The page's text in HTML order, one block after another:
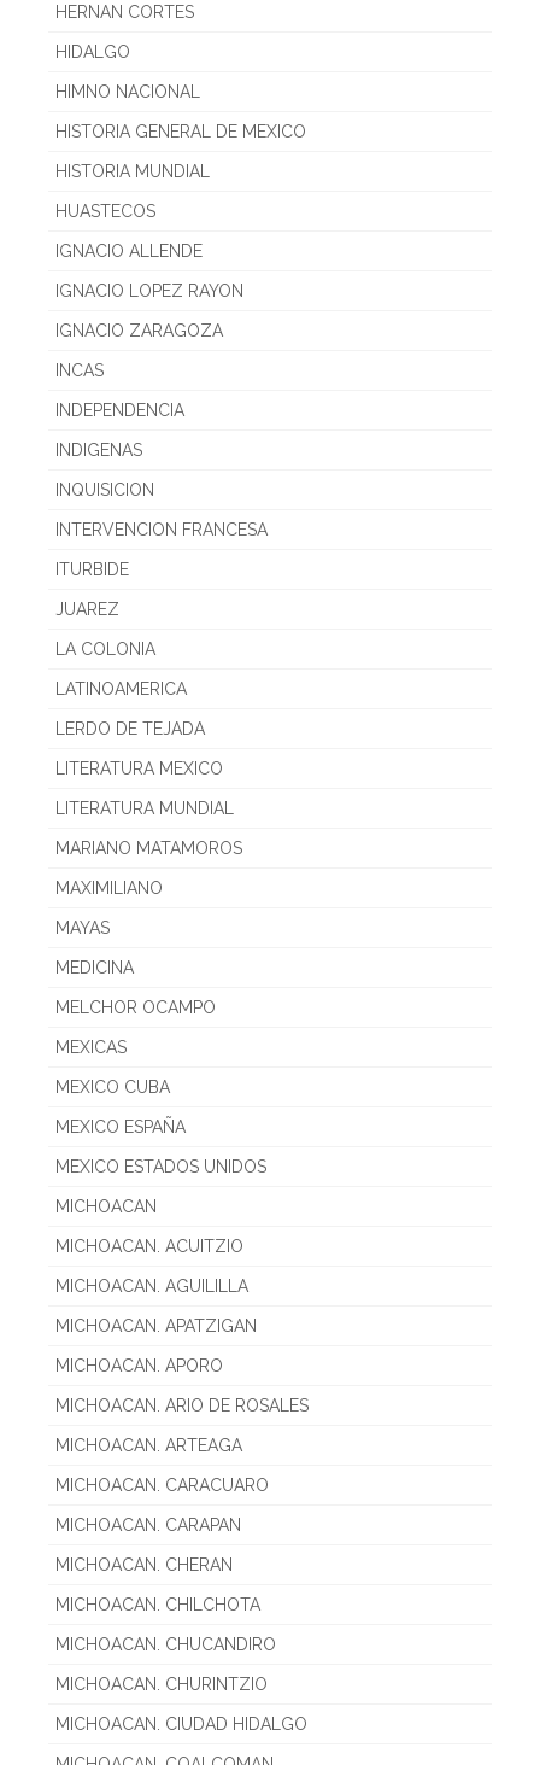
HERNAN CORTES
HIDALGO
HIMNO NACIONAL
HISTORIA GENERAL DE MEXICO
HISTORIA MUNDIAL
HUASTECOS
IGNACIO ALLENDE
IGNACIO LOPEZ RAYON
IGNACIO ZARAGOZA
INCAS
INDEPENDENCIA
INDIGENAS
INQUISICION
INTERVENCION FRANCESA
ITURBIDE
JUAREZ
LA COLONIA
LATINOAMERICA
LERDO DE TEJADA
LITERATURA MEXICO
LITERATURA MUNDIAL
MARIANO MATAMOROS
MAXIMILIANO
MAYAS
MEDICINA
MELCHOR OCAMPO
MEXICAS
MEXICO CUBA
MEXICO ESPAÑA
MEXICO ESTADOS UNIDOS
MICHOACAN
MICHOACAN. ACUITZIO
MICHOACAN. AGUILILLA
MICHOACAN. APATZIGAN
MICHOACAN. APORO
MICHOACAN. ARIO DE ROSALES
MICHOACAN. ARTEAGA
MICHOACAN. CARACUARO
MICHOACAN. CARAPAN
MICHOACAN. CHERAN
MICHOACAN. CHILCHOTA
MICHOACAN. CHUCANDIRO
MICHOACAN. CHURINTZIO
MICHOACAN. CIUDAD HIDALGO